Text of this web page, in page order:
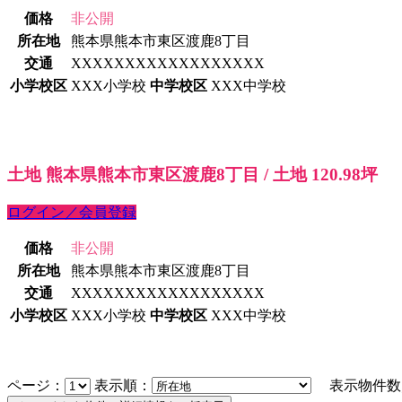
価格
非公開
所在地
熊本県熊本市東区渡鹿8丁目
交通
XXXXXXXXXXXXXXXXXX
小学校区 XXX小学校 中学校区 XXX中学校
土地 熊本県熊本市東区渡鹿8丁目 / 土地 120.98坪
ログイン／会員登録
価格
非公開
所在地
熊本県熊本市東区渡鹿8丁目
交通
XXXXXXXXXXXXXXXXXX
小学校区 XXX小学校 中学校区 XXX中学校
ページ： 表示順： 表示物件数